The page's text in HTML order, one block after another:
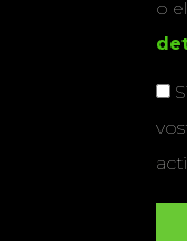
o